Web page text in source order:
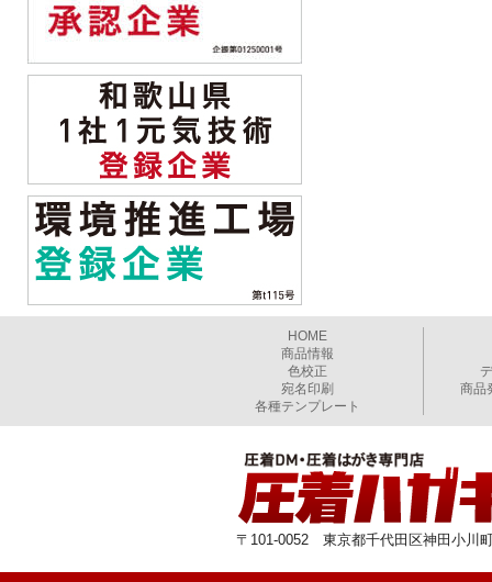
HOME
商品情報
色校正
宛名印刷
各種テンプレート
商品
〒101-0052 東京都千代田区神田小川